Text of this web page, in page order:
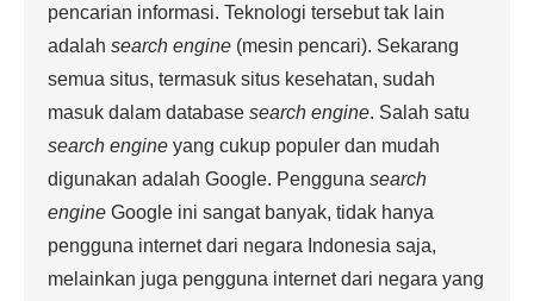
pencarian informasi. Teknologi tersebut tak lain
adalah search engine (mesin pencari). Sekarang
semua situs, termasuk situs kesehatan, sudah
masuk dalam database search engine. Salah satu
search engine yang cukup populer dan mudah
digunakan adalah Google. Pengguna search
engine Google ini sangat banyak, tidak hanya
pengguna internet dari negara Indonesia saja,
melainkan juga pengguna internet dari negara yang